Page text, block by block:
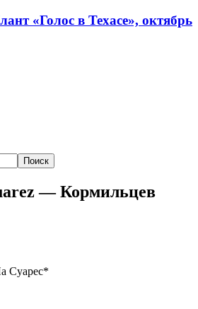
«Голос в Техасе», октябрь
— Кормильцев
Суарес*